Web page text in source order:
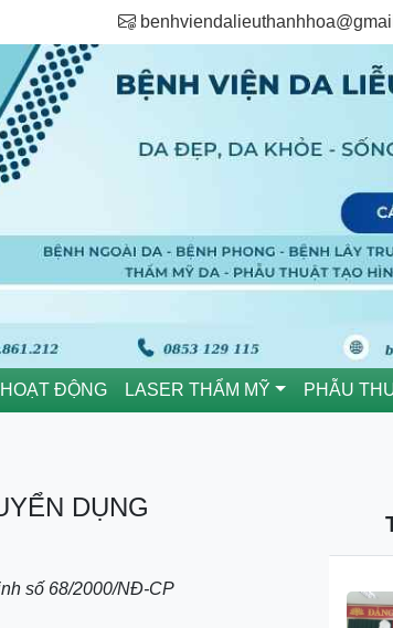
ĐỘNG LASER THẨM MỸ PHẪU
DỤNG
số 68/2000/NĐ-CP